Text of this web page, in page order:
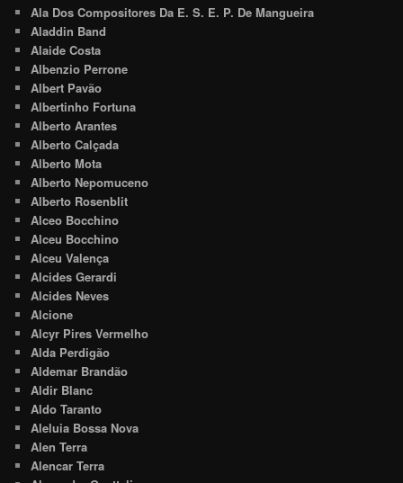
Ala Dos Compositores Da E. S. E. P. De Mangueira
Aladdin Band
Alaide Costa
Albenzio Perrone
Albert Pavão
Albertinho Fortuna
Alberto Arantes
Alberto Calçada
Alberto Mota
Alberto Nepomuceno
Alberto Rosenblit
Alceo Bocchino
Alceu Bocchino
Alceu Valença
Alcides Gerardi
Alcides Neves
Alcione
Alcyr Pires Vermelho
Alda Perdigão
Aldemar Brandão
Aldir Blanc
Aldo Taranto
Aleluia Bossa Nova
Alen Terra
Alencar Terra